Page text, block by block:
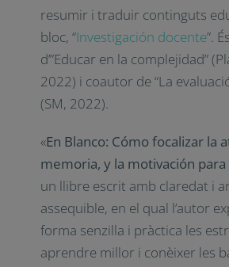
Secundària i Batxillerat a
començar a resumir i traduir
educatius al seu bloc, “
docente”. És autor d’”Educar
complejidad” (Plataforma,
«En Blanco: Cómo focalizar la
memoria, y la motivación
és un llibre escrit amb claredat
prosa assequible, en el qual
d’una forma senzilla i pràctica